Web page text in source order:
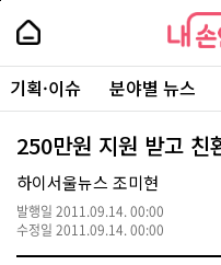
본
로
가
기
내
손
안
에
서
울
-
서
울
시
대
표
소
내
손
에
서
울
주
요
서
기획·이슈 분야별 뉴스
250만원 지원 받고 친
하이서울뉴스 조미현
발행일 2011.09.14. 00:00
수정일 2011.09.14. 00:00
페
상
단
으
로